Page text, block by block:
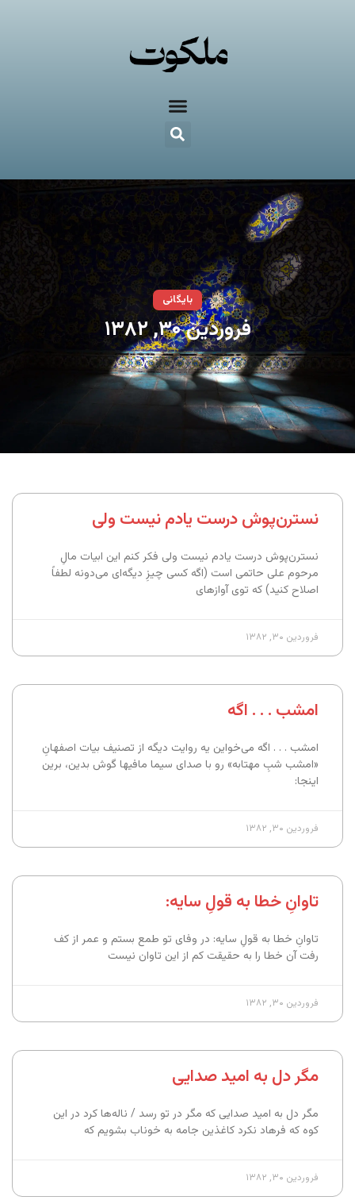
بایگانی
فروردین ۳۰, ۱۳۸۲
نسترن‌پوش درست یادم نیست ولی
نسترن‌پوش درست یادم نیست ولی فکر کنم این ابیات مالِ
مرحوم علی حاتمی است (اگه کسی چیزِ دیگه‌ای می‌دونه لطفاً
اصلاح کنید) که توی آوازهای
فروردین ۳۰, ۱۳۸۲
امشب . . . اگه
امشب . . . اگه می‌خواین یه روایت دیگه از تصنیف بیات اصفهانِ
«امشب شبِ مهتابه» رو با صدای سیما مافیها گوش بدین، برین
اینجا:
فروردین ۳۰, ۱۳۸۲
تاوانِ خطا به قولِ سایه:
تاوانِ خطا به قولِ سایه: در وفای تو طمع بستم و عمر از کف
رفت آن خطا را به حقیقت کم از این تاوان نیست
فروردین ۳۰, ۱۳۸۲
مگر دل به امید صدایی
مگر دل به امید صدایی که مگر در تو رسد / ناله‌ها کرد در این
کوه که فرهاد نکرد کاغذین جامه به خوناب بشویم که
فروردین ۳۰, ۱۳۸۲